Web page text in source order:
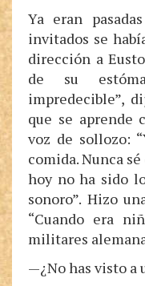
Ya eran
invitados se
dirección a
de su
impredecible”,
que se aprende
voz de sollozo:
comida. Nunca sé
hoy no ha sido
sonoro”. Hizo
“Cuando era
militares
—¿No has visto a